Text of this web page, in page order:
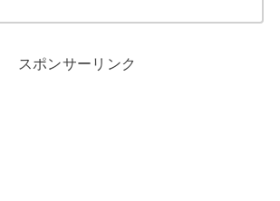
スポンサーリンク